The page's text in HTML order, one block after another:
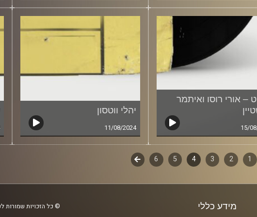
– אורי רוסו ואיתמר
15/
יהלי ווטסון
11/08/2024
1
2
3
4
5
6
לשלב
מידע כללי © כל הזכויות שמורות